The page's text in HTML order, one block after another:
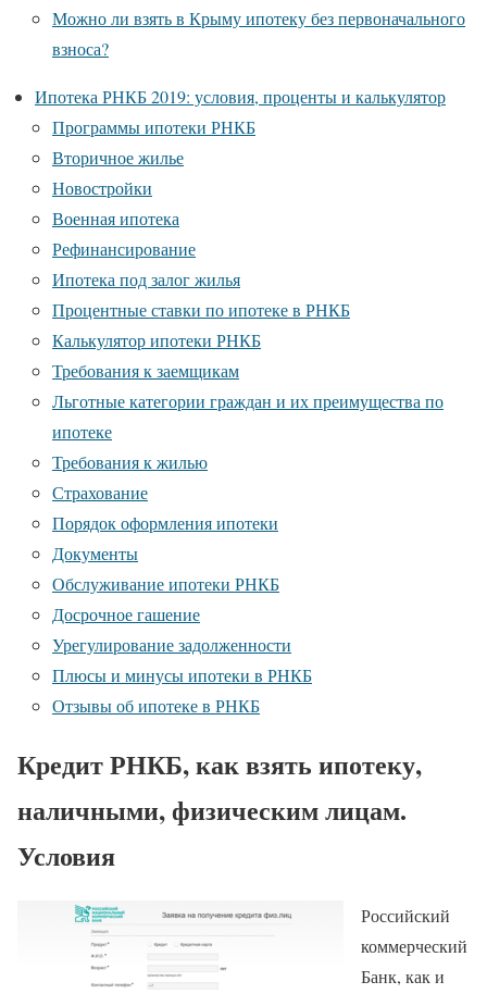
Можно ли взять в Крыму ипотеку без первоначального
взноса?
Ипотека РНКБ 2019: условия, проценты и калькулятор
Программы ипотеки РНКБ
Вторичное жилье
Новостройки
Военная ипотека
Рефинансирование
Ипотека под залог жилья
Процентные ставки по ипотеке в РНКБ
Калькулятор ипотеки РНКБ
Требования к заемщикам
Льготные категории граждан и их преимущества по
ипотеке
Требования к жилью
Страхование
Порядок оформления ипотеки
Документы
Обслуживание ипотеки РНКБ
Досрочное гашение
Урегулирование задолженности
Плюсы и минусы ипотеки в РНКБ
Отзывы об ипотеке в РНКБ
Кредит РНКБ, как взять ипотеку,
наличными, физическим лицам.
Условия
Российский
коммерческий
Банк, как и